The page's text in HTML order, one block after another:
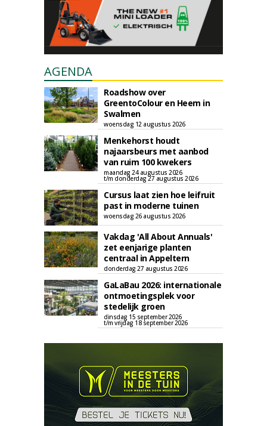
AGENDA
Roadshow over
GreentoColour en Heem in
Swalmen
woensdag 12 augustus 2026
Menkehorst houdt
najaarsbeurs met aanbod
van ruim 100 kwekers
maandag 24 augustus 2026
t/m donderdag 27 augustus 2026
Cursus laat zien hoe leifruit
past in moderne tuinen
woensdag 26 augustus 2026
Vakdag 'All About Annuals'
zet eenjarige planten
centraal in Appeltern
donderdag 27 augustus 2026
GaLaBau 2026: internationale
ontmoetingsplek voor
stedelijk groen
dinsdag 15 september 2026
t/m vrijdag 18 september 2026